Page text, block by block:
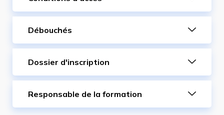
Débouchés
Dossier d'inscription
Responsable de la formation